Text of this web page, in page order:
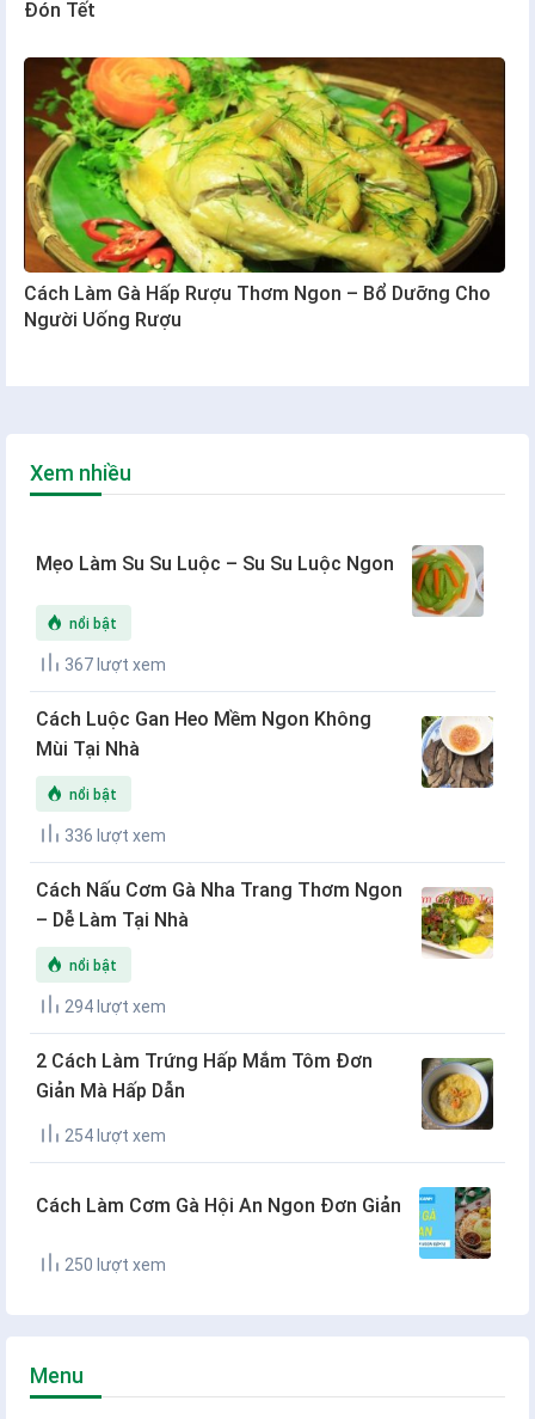
Đón Tết
Cách Làm Gà Hấp Rượu Thơm Ngon – Bổ Dưỡng Cho
Người Uống Rượu
Xem nhiều
Mẹo Làm Su Su Luộc – Su Su Luộc Ngon
nổi bật
367 lượt xem
Cách Luộc Gan Heo Mềm Ngon Không
Mùi Tại Nhà
nổi bật
336 lượt xem
Cách Nấu Cơm Gà Nha Trang Thơm Ngon
– Dễ Làm Tại Nhà
nổi bật
294 lượt xem
2 Cách Làm Trứng Hấp Mắm Tôm Đơn
Giản Mà Hấp Dẫn
254 lượt xem
Cách Làm Cơm Gà Hội An Ngon Đơn Giản
250 lượt xem
Menu